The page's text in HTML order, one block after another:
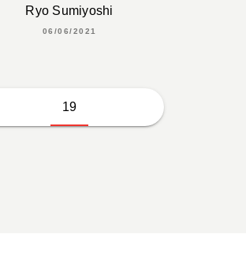
Ryo Sumiyoshi
06/06/2021
19